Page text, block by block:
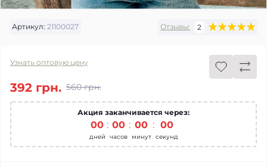
Артикул: 21100027 Отзывы: 2
Узнать оптовую цену
560 грн.
392 грн.
Акция заканчивается через:
00
дней
00
часов
00
минут
00
секунд